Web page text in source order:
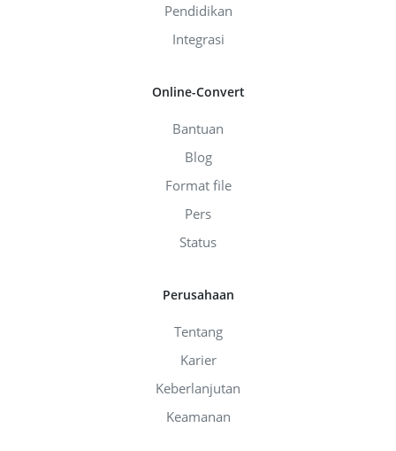
Pendidikan
Integrasi
Online-Convert
Bantuan
Blog
Format file
Pers
Status
Perusahaan
Tentang
Karier
Keberlanjutan
Keamanan